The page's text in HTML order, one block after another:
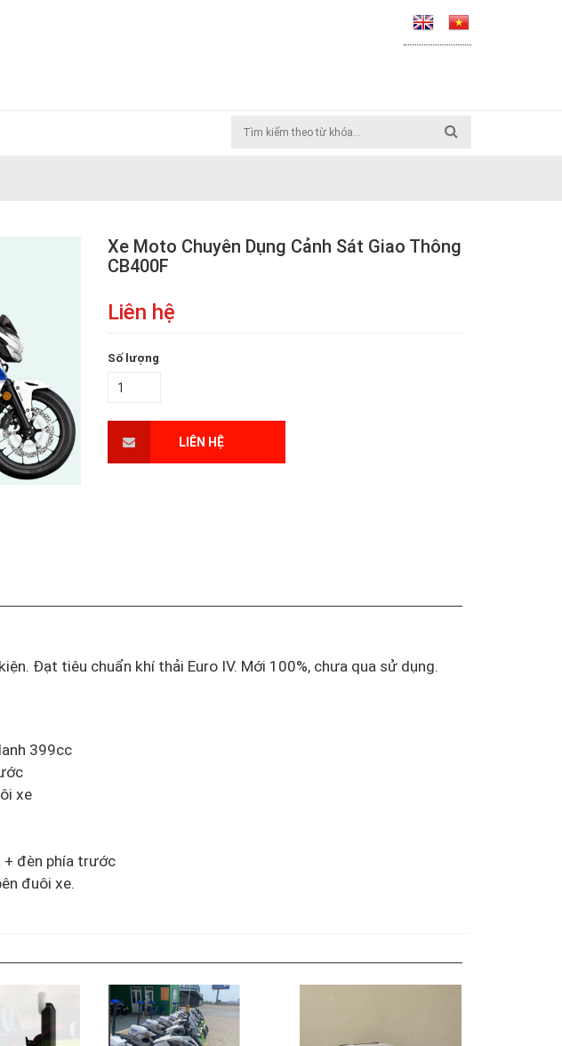
Xe Moto Chuyên Dụng Cảnh Sát Giao Thông
CB400F
Liên hệ
Số lượng
LIÊN HỆ
Đạt tiêu chuẩn khí thải Euro IV. Mới 100%, chưa qua sử dụng.
399cc
xe
+ đèn phía trước
đuôi xe.